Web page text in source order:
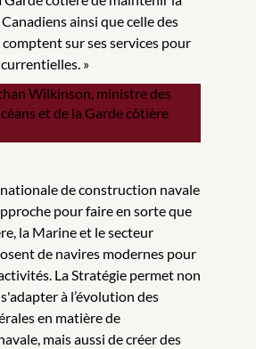
ainsi que celle des
sur ses services pour
»
Wilkinson, ministre des
et de la Garde côtière
nationale de construction navale
pour faire en sorte que
la Marine et le secteur
de navires modernes pour
La Stratégie permet non
à l’évolution des
en matière de
mais aussi de créer des